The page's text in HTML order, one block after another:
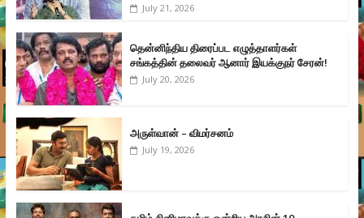
July 21, 2026
தென்னிந்திய திரைப்பட எழுத்தாளர்கள்
சங்கத்தின் தலைவர் ஆனார் இயக்குநர் சேரன்!
July 20, 2026
அருள்வான் – விமர்சனம்
July 19, 2026